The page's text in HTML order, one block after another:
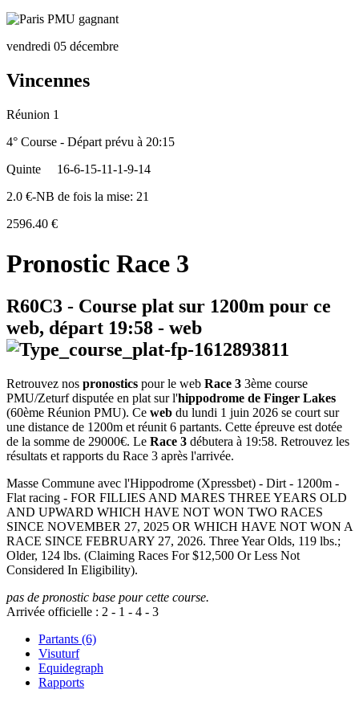
vendredi 05 décembre
Vincennes
Réunion 1
4° Course - Départ prévu à 20:15
Quinte
16-6-15-11-1-9-14
2.0 €-NB de fois la mise: 21
2596.40 €
Pronostic Race 3
R60C3 - Course plat sur 1200m pour ce
web, départ 19:58 - web
Retrouvez nos pronostics pour le web Race 3 3ème course
PMU/Zeturf disputée en plat sur l'hippodrome de Finger Lakes
(60ème Réunion PMU). Ce web du lundi 1 juin 2026 se court sur
une distance de 1200m et réunit 6 partants. Cette épreuve est dotée
de la somme de 29000€. Le Race 3 débutera à 19:58. Retrouvez les
résultats et rapports du Race 3 après l'arrivée.
Masse Commune avec l'Hippodrome (Xpressbet) - Dirt - 1200m -
Flat racing - FOR FILLIES AND MARES THREE YEARS OLD
AND UPWARD WHICH HAVE NOT WON TWO RACES
SINCE NOVEMBER 27, 2025 OR WHICH HAVE NOT WON A
RACE SINCE FEBRUARY 27, 2026. Three Year Olds, 119 lbs.;
Older, 124 lbs. (Claiming Races For $12,500 Or Less Not
Considered In Eligibility).
pas de pronostic base pour cette course.
Arrivée officielle : 2 - 1 - 4 - 3
Partants (6)
Visuturf
Equidegraph
Rapports